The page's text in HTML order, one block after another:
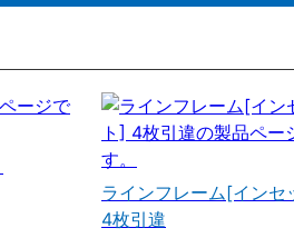
ラインフレーム[インセ
4枚引違